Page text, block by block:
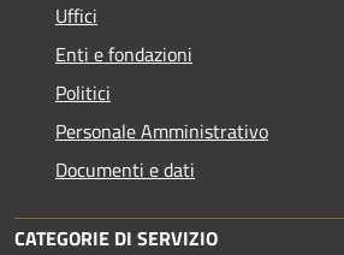
Uffici
Enti e fondazioni
Politici
Personale Amministrativo
Documenti e dati
CATEGORIE DI SERVIZIO